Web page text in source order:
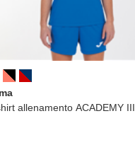
allenamento ACADEMY III